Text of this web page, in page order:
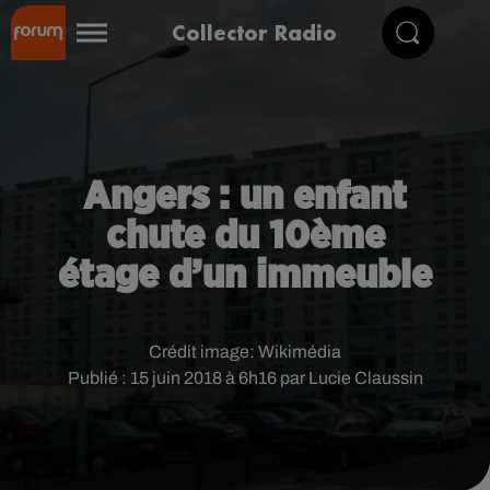
Collector Radio
Angers : un enfant
chute du 10ème
étage d’un immeuble
Publié : 15 juin 2018 à 6h16 par Lucie Claussin
Crédit image: Wikimédia